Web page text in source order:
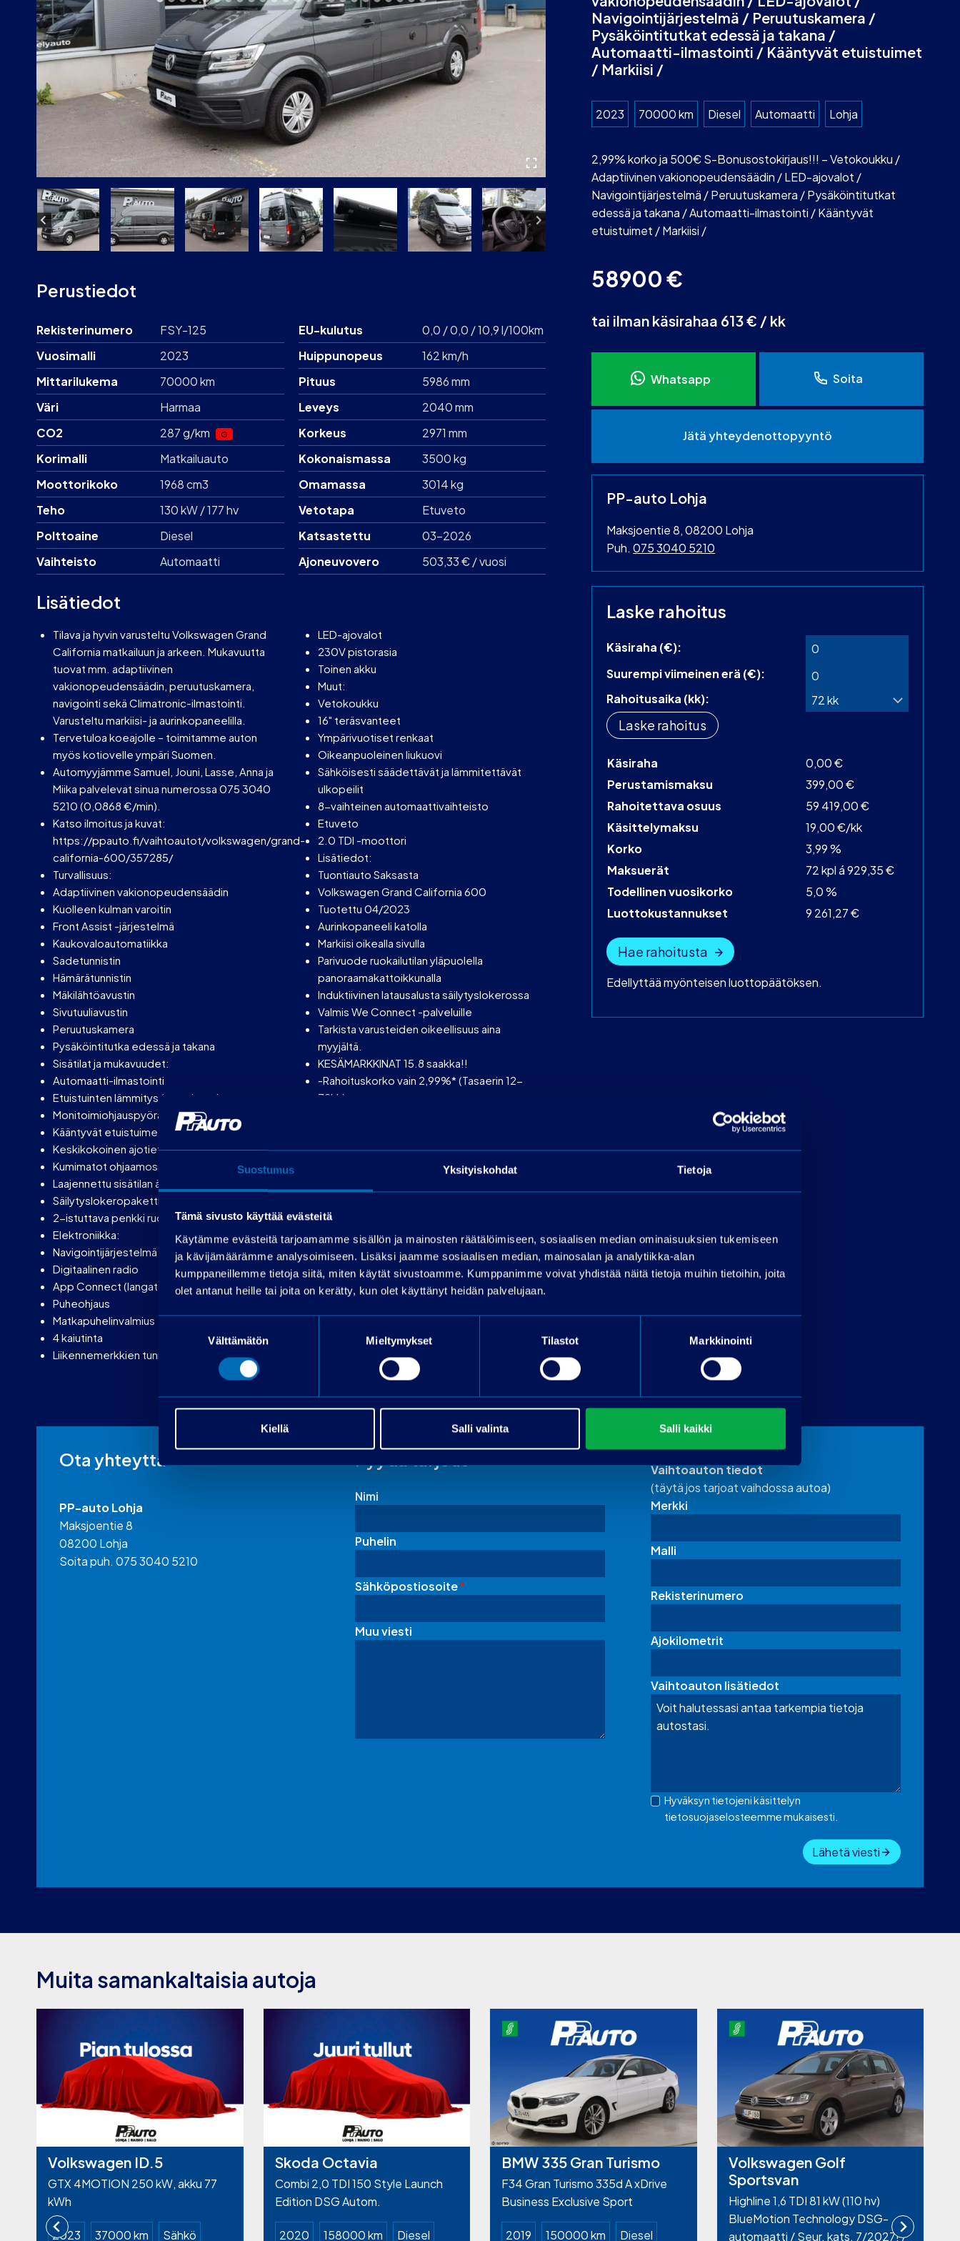
Suostumus Yksityiskohdat Tietoja
Tämä sivusto käyttää evästeitä
Käytämme evästeitä tarjoamamme sisällön ja mainosten räätälöimiseen, sosiaalisen median ominaisuuksien tukemiseen
ja kävijämäärämme analysoimiseen. Lisäksi jaamme sosiaalisen median, mainosalan ja analytiikka-alan
kumppaneillemme tietoja siitä, miten käytät sivustoamme. Kumppanimme voivat yhdistää näitä tietoja muihin tietoihin, joita
olet antanut heille tai joita on kerätty, kun olet käyttänyt heidän palvelujaan.
Välttämätön Mieltymykset Tilastot Markkinointi
Kiellä Salli valinta Salli kaikki
Perustiedot
Rekisterinumero
FSY-125
Vuosimalli
2023
Mittarilukema
70000 km
Väri
Harmaa
CO2
287 g/km G
Korimalli
Matkailuauto
Moottorikoko
1968 cm3
Teho
130 kW / 177 hv
Polttoaine
Diesel
Vaihteisto
Automaatti
EU-kulutus
0,0 / 0,0 / 10,9 l/100km
Huippunopeus
162 km/h
Pituus
5986 mm
Leveys
2040 mm
Korkeus
2971 mm
Kokonaismassa
3500 kg
Omamassa
3014 kg
Vetotapa
Etuveto
Katsastettu
03-2026
Ajoneuvovero
503,33 € / vuosi
Lisätiedot
Tilava ja hyvin varusteltu Volkswagen Grand
California matkailuun ja arkeen. Mukavuutta
tuovat mm. adaptiivinen
vakionopeudensäädin, peruutuskamera,
navigointi sekä Climatronic-ilmastointi.
Varusteltu markiisi- ja aurinkopaneelilla.
Tervetuloa koeajolle – toimitamme auton
myös kotiovelle ympäri Suomen.
Automyyjämme Samuel, Jouni, Lasse, Anna ja
Miika palvelevat sinua numerossa 075 3040
5210 (0,0868 €/min).
Katso ilmoitus ja kuvat:
https://ppauto.fi/vaihtoautot/volkswagen/grand-
california-600/357285/
Turvallisuus:
Adaptiivinen vakionopeudensäädin
Kuolleen kulman varoitin
Front Assist -järjestelmä
Kaukovaloautomatiikka
Sadetunnistin
Hämärätunnistin
Mäkilähtöavustin
Sivutuuliavustin
Peruutuskamera
Pysäköintitutka edessä ja takana
Sisätilat ja mukavuudet:
Automaatti-ilmastointi
Etuistuinten lämmitys (tuontiauto)
Monitoimiohjauspyörä
Kääntyvät etuistuimet
Keskikokoinen ajotietokone
Kumimatot ohjaamossa
Laajennettu sisätilan äänieristys
Säilytyslokeropaketti
2-istuttava penkki ruokailutilassa
Elektroniikka:
Navigointijärjestelmä
Digitaalinen radio
App Connect (langaton ja langallinen)
Puheohjaus
Matkapuhelinvalmius
4 kaiutinta
Liikennemerkkien tunnistus
LED-ajovalot
230V pistorasia
Toinen akku
Muut:
Vetokoukku
16" teräsvanteet
Ympärivuotiset renkaat
Oikeanpuoleinen liukuovi
Sähköisesti säädettävät ja lämmitettävät
ulkopeilit
8-vaihteinen automaattivaihteisto
Etuveto
2.0 TDI -moottori
Lisätiedot:
Tuontiauto Saksasta
Volkswagen Grand California 600
Tuotettu 04/2023
Aurinkopaneeli katolla
Markiisi oikealla sivulla
Parivuode ruokailutilan yläpuolella
panoraamakattoikkunalla
Induktiivinen latausalusta säilytyslokerossa
Valmis We Connect -palveluille
Tarkista varusteiden oikeellisuus aina
myyjältä.
KESÄMARKKINAT 15.8 saakka!!
-Rahoituskorko vain 2,99%* (Tasaerin 12-
72kk)
-Lisäksi kaikkiin autokauppoihin 500€ S-
Käsiraha alk.0€!
*Luotonperustaminen 399€ ja käsittelykulu
19€/kk
Rahoitusaika max 72 kk
OP-Rahoitus
Suomen!
Navigointijärjestelmä / Peruutuskamera /
Pysäköintitutkat edessä ja takana /
Automaatti-ilmastointi / Kääntyvät etuistuimet
/ Markiisi /
2023 70000 km Diesel Automaatti Lohja
2,99% korko ja 500€ S-Bonusostokirjaus!!! – Vetokoukku /
Adaptiivinen vakionopeudensäädin / LED-ajovalot /
Navigointijärjestelmä / Peruutuskamera / Pysäköintitutkat
edessä ja takana / Automaatti-ilmastointi / Kääntyvät
etuistuimet / Markiisi /
58900€
tai ilman käsirahaa 613 € / kk
Whatsapp Soita
Jätä yhteydenottopyyntö
PP-auto Lohja
Maksjoentie 8, 08200 Lohja
Puh.075 3040 5210
Laske rahoitus
Käsiraha (€):
Suurempi viimeinen erä (€):
Rahoitusaika (kk):
Laske rahoitus
Käsiraha
0,00 €
Perustamismaksu
399,00 €
Rahoitettava osuus
59 419,00 €
Käsittelymaksu
19,00 €/kk
Korko
3,99 %
Maksuerät
72 kpl á 929,35 €
Todellinen vuosikorko
5,0 %
Luottokustannukset
9 261,27 €
Hae rahoitusta
Edellyttää myönteisen luottopäätöksen.
Ota yhteyttä
PP-auto Lohja
Maksjoentie 8
08200 Lohja
Soita puh. 075 3040 5210
Pyydä tarjous
Nimi
Puhelin
Sähköpostiosoite*
Muu viesti
Vaihtoauton tiedot
(täytä jos tarjoat vaihdossa autoa)
Merkki
Malli
Rekisterinumero
Ajokilometrit
Vaihtoauton lisätiedot
Hyväksyn tietojeni käsittelyn
tietosuojaselosteemme mukaisesti.
Lähetä viesti
Muita samankaltaisia autoja
Volkswagen ID.5
GTX 4MOTION 250 kW, akku 77
kWh
2023 37000 km Sähkö
Skoda Octavia
Combi 2,0 TDI 150 Style Launch
Edition DSG Autom.
2020 158000 km Diesel
BMW 335 Gran Turismo
F34 Gran Turismo 335d A xDrive
Business Exclusive Sport
2019 150000 km Diesel
Volkswagen Golf
Sportsvan
Highline 1,6 TDI 81 kW (110 hv)
BlueMotion Technology DSG-
automaatti / Seur. kats. 7/2027! /